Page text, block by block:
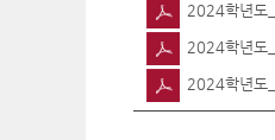
2024학년도
2024학년도
2024학년도